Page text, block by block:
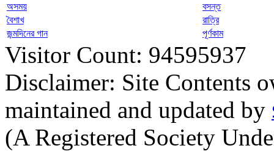
অসময়
বসন্ত
বৈশাখ
রাত্রি
জন্মদিনের গান
পূর্ণকাম
Visitor Count: 94595937
Disclaimer: Site Contents
maintained and updated by
(A Registered Society